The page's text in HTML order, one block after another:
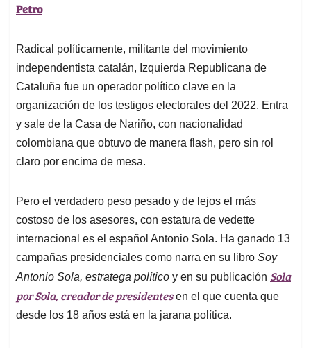
Petro
Radical políticamente, militante del movimiento
independentista catalán, Izquierda Republicana de
Cataluña fue un operador político clave en la
organización de los testigos electorales del 2022. Entra
y sale de la Casa de Nariño, con nacionalidad
colombiana que obtuvo de manera flash, pero sin rol
claro por encima de mesa.
Pero el verdadero peso pesado y de lejos el más
costoso de los asesores, con estatura de vedette
internacional es el español Antonio Sola. Ha ganado 13
campañas presidenciales como narra en su libro Soy
Antonio Sola, estratega político y en su publicación Sola
por Sola, creador de presidentesen el que cuenta que
desde los 18 años está en la jarana política.